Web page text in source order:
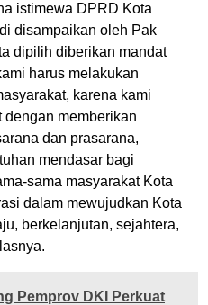
istimewa DPRD Kota
disampaikan oleh Pak
dipilih diberikan mandat
harus melakukan
karena kami
memberikan
dan prasarana,
mendasar bagi
sama masyarakat Kota
dalam mewujudkan Kota
berkelanjutan, sejahtera,
Pemprov DKI Perkuat